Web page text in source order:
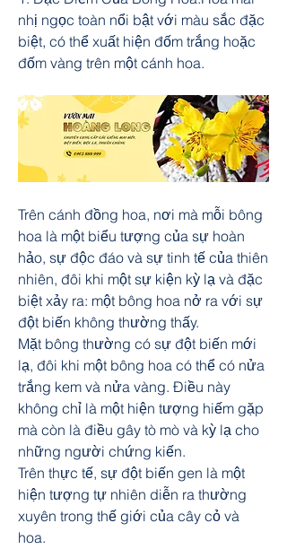
nhị ngọc toàn nổi bật với màu sắc đặc
biệt, có thể xuất hiện đốm trắng hoặc
đốm vàng trên một cánh hoa.
Trên cánh đồng hoa, nơi mà mỗi bông
hoa là một biểu tượng của sự hoàn
hảo, sự độc đáo và sự tinh tế của thiên
nhiên, đôi khi một sự kiện kỳ lạ và đặc
biệt xảy ra: một bông hoa nở ra với sự
đột biến không thường thấy.
Mặt bông thường có sự đột biến mới
lạ, đôi khi một bông hoa có thể có nửa
trắng kem và nửa vàng. Điều này
không chỉ là một hiện tượng hiếm gặp
mà còn là điều gây tò mò và kỳ lạ cho
những người chứng kiến.
Trên thực tế, sự đột biến gen là một
hiện tượng tự nhiên diễn ra thường
xuyên trong thế giới của cây cỏ và
hoa.